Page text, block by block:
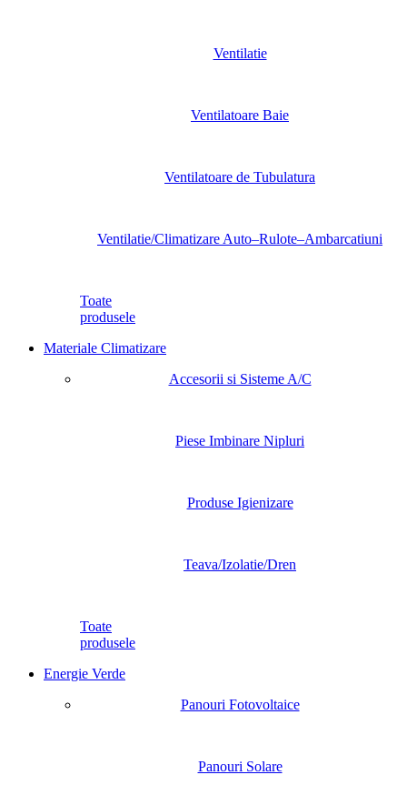
Ventilatie
Ventilatoare Baie
Ventilatoare de Tubulatura
Ventilatie/Climatizare Auto–Rulote–Ambarcatiuni
Toate
produsele
Materiale Climatizare
Accesorii si Sisteme A/C
Piese Imbinare Nipluri
Produse Igienizare
Teava/Izolatie/Dren
Toate
produsele
Energie Verde
Panouri Fotovoltaice
Panouri Solare